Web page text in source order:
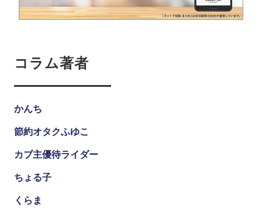
コラム著者
かんち
節約オタクふゆこ
カブ主優待ライダー
ちょる子
くらま